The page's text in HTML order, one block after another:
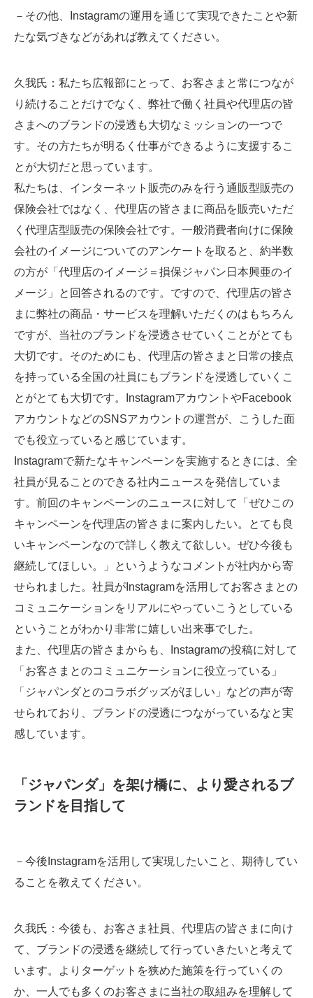
－その他、Instagramの運用を通じて実現できたことや新
たな気づきなどがあれば教えてください。
久我氏 ：私たち広報部にとって、お客さまと常につなが
り続けることだけでなく、弊社で働く社員や代理店の皆
さまへのブランドの浸透も大切なミッションの一つで
す。その方たちが明るく仕事ができるように支援するこ
とが大切だと思っています。
私たちは、インターネット販売のみを行う通販型販売の
保険会社ではなく、代理店の皆さまに商品を販売いただ
く代理店型販売の保険会社です。一般消費者向けに保険
会社のイメージについてのアンケートを取ると、約半数
の方が「代理店のイメージ＝損保ジャパン日本興亜のイ
メージ」と回答されるのです。ですので、代理店の皆さ
まに弊社の商品・サービスを理解いただくのはもちろん
ですが、当社のブランドを浸透させていくことがとても
大切です。そのためにも、代理店の皆さまと日常の接点
を持っている全国の社員にもブランドを浸透していくこ
とがとても大切です。InstagramアカウントやFacebook
アカウントなどのSNSアカウントの運営が、こうした面
でも役立っていると感じています。
Instagramで新たなキャンペーンを実施するときには、全
社員が見ることのできる社内ニュースを発信していま
す。前回のキャンペーンのニュースに対して「ぜひこの
キャンペーンを代理店の皆さまに案内したい。とても良
いキャンペーンなので詳しく教えて欲しい。ぜひ今後も
継続してほしい。」というようなコメントが社内から寄
せられました。社員がInstagramを活用してお客さまとの
コミュニケーションをリアルにやっていこうとしている
ということがわかり非常に嬉しい出来事でした。
また、代理店の皆さまからも、Instagramの投稿に対して
「お客さまとのコミュニケーションに役立っている」
「ジャパンダとのコラボグッズがほしい」などの声が寄
せられており、ブランドの浸透につながっているなと実
感しています。
「ジャパンダ」を架け橋に、より愛されるブ
ランドを目指して
－今後Instagramを活用して実現したいこと、期待してい
ることを教えてください。
久我氏 ：今後も、お客さま社員、代理店の皆さまに向け
て、ブランドの浸透を継続して行っていきたいと考えて
います。よりターゲットを狭めた施策を行っていくの
か、一人でも多くのお客さまに当社の取組みを理解して